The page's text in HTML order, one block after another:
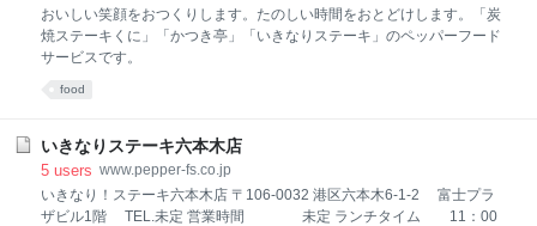
おいしい笑顔をおつくりします。たのしい時間をおとどけします。「炭
焼ステーキくに」「かつき亭」「いきなりステーキ」のペッパーフード
サービスです。
food
いきなりステーキ六本木店
5 users www.pepper-fs.co.jp
いきなり！ステーキ六本木店 〒106-0032 港区六本木6-1-2 富士プラ
ザビル1階 TEL.未定 営業時間 未定 ランチタイム 11：00